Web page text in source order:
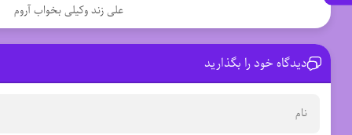
علی زند وکیلی بخواب آروم
دیدگاه خود را بگذارید